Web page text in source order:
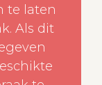
te laten
Als dit